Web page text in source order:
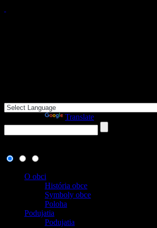
Translate
O obci
História obce
Symboly obce
Poloha
Podujatia
Podujatia